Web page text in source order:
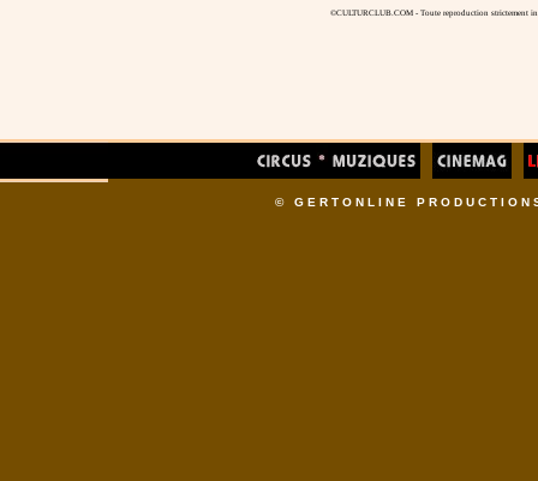
©CULTURCLUB.COM - Toute reproduction strictement
© GERTONLINE